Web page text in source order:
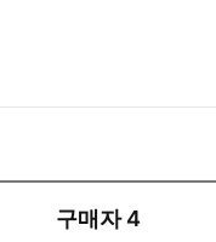
구매자 4